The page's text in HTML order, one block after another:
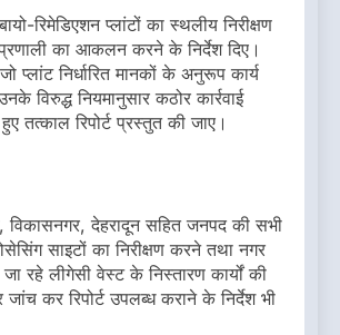
रिमेडिएशन प्लांटों का स्थलीय निरीक्षण
का आकलन करने के निर्देश दिए।
प्लांट निर्धारित मानकों के अनुरूप कार्य
विरुद्ध नियमानुसार कठोर कार्रवाई
तत्काल रिपोर्ट प्रस्तुत की जाए।
देहरादून सहित जनपद की सभी
साइटों का निरीक्षण करने तथा नगर
जा रहे लीगेसी वेस्ट के निस्तारण कार्यों की
जांच कर रिपोर्ट उपलब्ध कराने के निर्देश भी